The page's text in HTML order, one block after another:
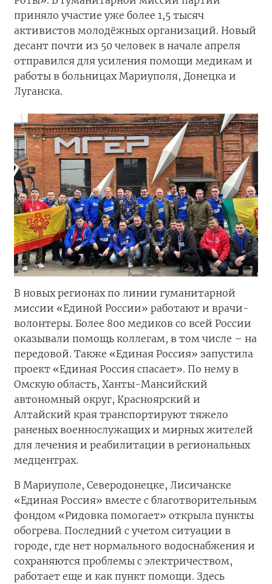
приняло участие уже более 1,5 тысяч
активистов молодёжных организаций. Новый
десант почти из 50 человек в начале апреля
отправился для усиления помощи медикам и
работы в больницах Мариуполя, Донецка и
Луганска.
В новых регионах по линии гуманитарной
миссии «Единой России» работают и врачи-
волонтеры. Более 800 медиков со всей России
оказывали помощь коллегам, в том числе – на
передовой. Также «Единая Россия» запустила
проект «Единая Россия спасает». По нему в
Омскую область, Ханты-Мансийский
автономный округ, Красноярский и
Алтайский края транспортируют тяжело
раненых военнослужащих и мирных жителей
для лечения и реабилитации в региональных
медцентрах.
В Мариуполе, Северодонецке, Лисичанске
«Единая Россия» вместе с благотворительным
фондом «Ридовка помогает» открыла пункты
обогрева. Последний с учетом ситуации в
городе, где нет нормального водоснабжения и
сохраняются проблемы с электричеством,
работает еще и как пункт помощи. Здесь